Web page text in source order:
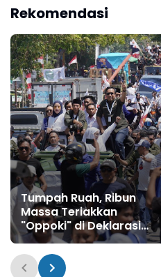
Rekomendasi
Tumpah Ruah, Ribun
Massa Teriakkan
"Oppoki" di Deklarasi
Pasangan IAKan